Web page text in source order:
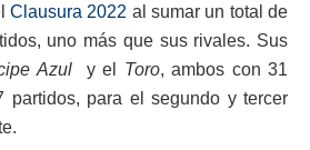
Clausura 2022 al sumar un total de
uno más que sus rivales. Sus
Azuly el Toro, ambos con 31
partidos, para el segundo y tercer